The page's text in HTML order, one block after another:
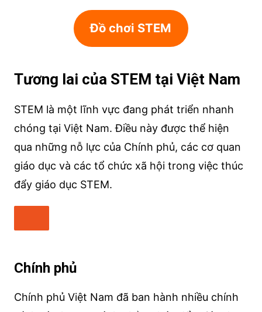
Đồ chơi STEM
Tương lai của STEM tại Việt Nam
STEM là một lĩnh vực đang phát triển nhanh
chóng tại Việt Nam. Điều này được thể hiện
qua những nỗ lực của Chính phủ, các cơ quan
giáo dục và các tổ chức xã hội trong việc thúc
đẩy giáo dục STEM.
Chính phủ
Chính phủ Việt Nam đã ban hành nhiều chính